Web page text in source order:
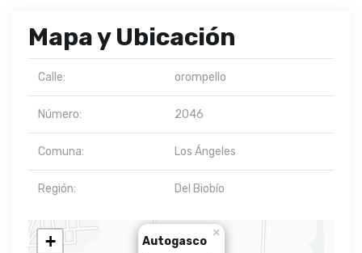
Mapa y Ubicación
Calle: orompello
Número: 2046
Comuna: Los Ángeles
Región: Del Biobío
Autogasco
×
+